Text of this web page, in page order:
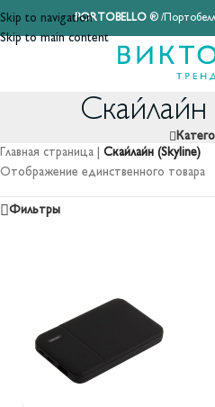
Skip to navigation
Skip to main content
PORTOBELLO® /
Скайлайн
Главная страница
Скайлайн (Skyline)
Отображение единственного товара
Фильтры